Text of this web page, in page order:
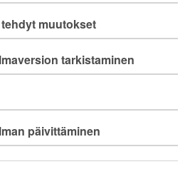
muutokset
tarkistaminen
päivittäminen